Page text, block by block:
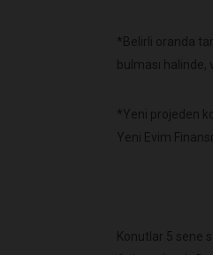
*Belirli oranda
bulması
*Yeni projeden
Yeni Evim
Konutlar 5 sene